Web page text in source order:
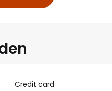
Credit card